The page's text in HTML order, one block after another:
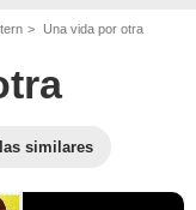
Una vida por otra
similares